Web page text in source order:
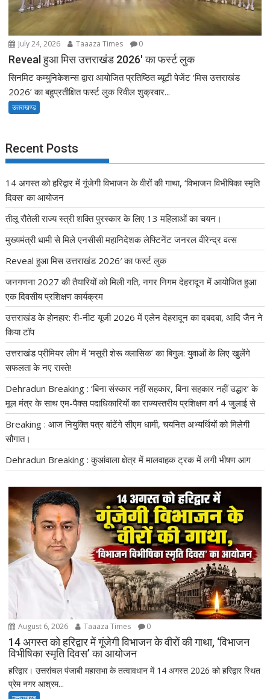
July 24, 2026 Taaaza Times 0
Reveal हुआ मिस उत्तराखंड 2026′ का फर्स्ट लुक
सिनमिट कम्युनिकेशन्स द्वारा आयोजित प्रतिष्ठित ब्यूटी पेजेंट ‘मिस उत्तराखंड
2026’ का बहुप्रतीक्षित फर्स्ट लुक रिवील शुक्रवार...
उत्तराखण्ड
Recent Posts
14 अगस्त को हरिद्वार में गूंजेगी विभाजन के वीरों की गाथा, ‘विभाजन विभीषिका स्मृति
दिवस’ का आयोजन
तीलू रौतेली राज्य स्त्री शक्ति पुरस्कार के लिए 13 महिलाओं का चयन।
मुख्यमंत्री धामी से मिले एनसीसी महानिदेशक लेफ्टिनेंट जनरल वीरेन्द्र वत्स
Reveal हुआ मिस उत्तराखंड 2026′ का फर्स्ट लुक
जनगणना 2027 की तैयारियों को मिली गति, नगर निगम देहरादून में आयोजित हुआ
एक दिवसीय प्रशिक्षण कार्यक्रम
उत्तराखंड के होनहार: री-नीट यूजी 2026 में एलेन देहरादून का दबदबा, आदि जैन ने
किया टॉप
उत्तराखंड प्रीमियर लीग में ‘मसूरी शेरू क्लासिक’ का बिगुल: युवाओं के लिए खुलेंगे
सफलता के नए रास्ते!
Dehradun Breaking : ‘बिना संस्कार नहीं सहकार, बिना सहकार नहीं उद्धार’ के
मूल मंत्र के साथ एम-पैक्स पदाधिकारियों का राज्यस्तरीय प्रशिक्षण वर्ग 4 जुलाई से
Breaking : आज नियुक्ति पत्र बांटेंगे सीएम धामी, चयनित अभ्यर्थियों को मिलेगी
सौगात।
Dehradun Breaking : कुआंवाला क्षेत्र में मालवाहक ट्रक में लगी भीषण आग
August 6, 2026 Taaaza Times 0
14 अगस्त को हरिद्वार में गूंजेगी विभाजन के वीरों की गाथा, ‘विभाजन
विभीषिका स्मृति दिवस’ का आयोजन
हरिद्वार। उत्तरांचल पंजाबी महासभा के तत्वावधान में 14 अगस्त 2026 को हरिद्वार स्थित
प्रेम नगर आश्रम...